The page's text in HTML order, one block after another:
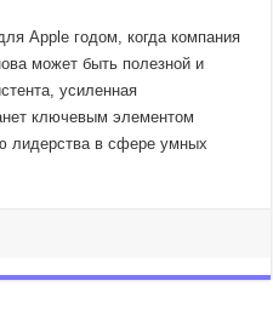
Apple годом, когда компания
может быть полезной и
усиленная
ключевым элементом
лидерства в сфере умных